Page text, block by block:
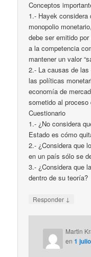
Conceptos
1.- Hayek considera
monopolio
debe ser emitido
a la competencia
mantener un valor
2.- La causas de
las políticas
economía de
sometido al proceso
Cuestionario
1.- ¿No considera
Estado es cómo
2.- ¿Considera que
en un país sólo se
3.- ¿Considera que
dentro de su teoría?
Responder ↓
Martin
en1